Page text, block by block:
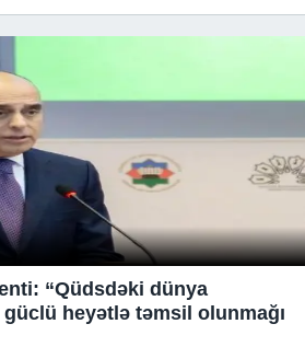
“Qüdsdəki dünya
heyətlə təmsil olunmağı